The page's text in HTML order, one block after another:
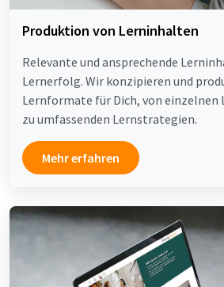
Produktion von Lerninhalten
Relevante und ansprechende
Lernerfolg. Wir konzipieren und
Lernformate für Dich, von einzelnen
zu umfassenden Lernstrategien.
Mehr erfahren